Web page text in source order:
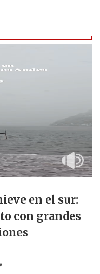
en el sur:
con grandes